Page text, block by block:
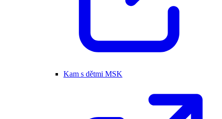
Kam s dětmi MSK